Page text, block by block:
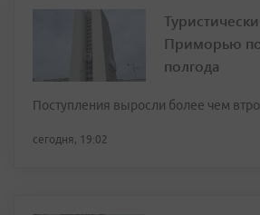
Приморью
полгода
Поступления выросли более чем
сегодня, 19:02